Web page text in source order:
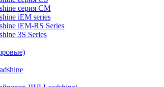
серия CM
iEM series
iEM-RS Series
3S Series